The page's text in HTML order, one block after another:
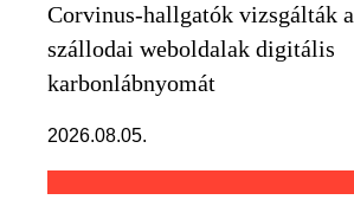
Corvinus-hallgatók vizsgálták a
szállodai weboldalak digitális
karbonlábnyomát
2026.08.05.